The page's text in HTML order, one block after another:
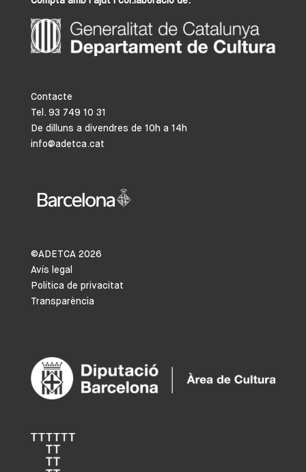
Contacte
Tel. 93 749 10 31
De dilluns a divendres de 10h a 14h
info@adetca.cat
©ADETCA 2026
Avís legal
Política de privacitat
Transparència